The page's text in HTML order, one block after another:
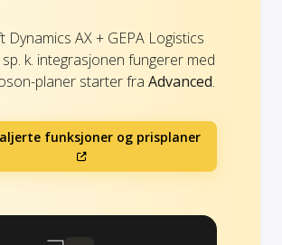
Dynamics AX + GEPA Logistics
sp. k. integrasjonen fungerer med
planer starter fra Advanced.
funksjoner og prisplaner